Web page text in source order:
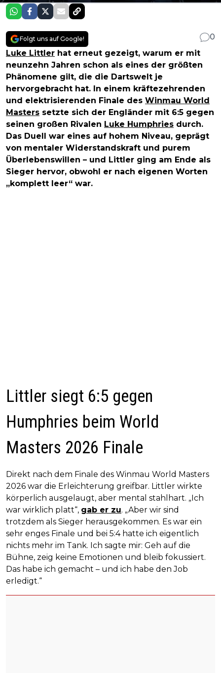
Folgt uns auf Google!
0
Luke Littler hat erneut gezeigt, warum er mit
neunzehn Jahren schon als eines der größten
Phänomene gilt, die die Dartswelt je
hervorgebracht hat. In einem kräftezehrenden
und elektrisierenden Finale des Winmau World
Masters setzte sich der Engländer mit 6:5 gegen
seinen großen Rivalen Luke Humphries durch.
Das Duell war eines auf hohem Niveau, geprägt
von mentaler Widerstandskraft und purem
Überlebenswillen – und Littler ging am Ende als
Sieger hervor, obwohl er nach eigenen Worten
„komplett leer“ war.
Littler siegt 6:5 gegen
Humphries beim World
Masters 2026 Finale
Direkt nach dem Finale des Winmau World Masters
2026 war die Erleichterung greifbar. Littler wirkte
körperlich ausgelaugt, aber mental stahlhart. „Ich
war wirklich platt“, gab er zu. „Aber wir sind
trotzdem als Sieger herausgekommen. Es war ein
sehr enges Finale und bei 5:4 hatte ich eigentlich
nichts mehr im Tank. Ich sagte mir: Geh auf die
Bühne, zeig keine Emotionen und bleib fokussiert.
Das habe ich gemacht – und ich habe den Job
erledigt.“